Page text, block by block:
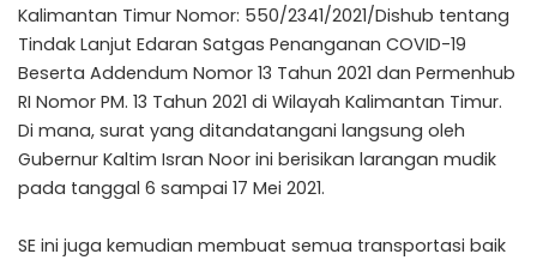
Kalimantan Timur Nomor: 550/2341/2021/Dishub tentang
Tindak Lanjut Edaran Satgas Penanganan COVID-19
Beserta Addendum Nomor 13 Tahun 2021 dan Permenhub
RI Nomor PM. 13 Tahun 2021 di Wilayah Kalimantan Timur.
Di mana, surat yang ditandatangani langsung oleh
Gubernur Kaltim Isran Noor ini berisikan larangan mudik
pada tanggal 6 sampai 17 Mei 2021.
SE ini juga kemudian membuat semua transportasi baik